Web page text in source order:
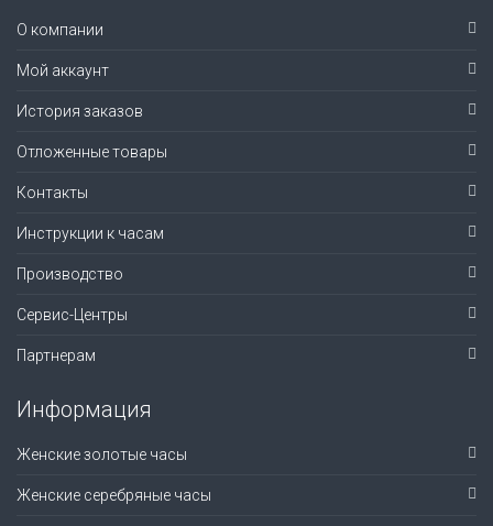
О компании
Мой аккаунт
История заказов
Отложенные товары
Контакты
Инструкции к часам
Производство
Сервис-Центры
Партнерам
Информация
Женские золотые часы
Женские серебряные часы